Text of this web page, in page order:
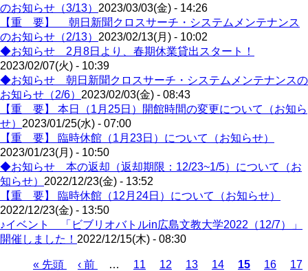
のお知らせ（3/13） 2023/03/03(金) - 14:26
【重 要】 朝日新聞クロスサーチ・システムメンテナンス
のお知らせ（2/13） 2023/02/13(月) - 10:02
◆お知らせ 2月8日より、春期休業貸出スタート！
2023/02/07(火) - 10:39
◆お知らせ 朝日新聞クロスサーチ・システムメンテナンスの
お知らせ（2/6） 2023/02/03(金) - 08:43
【重 要】 本日（1月25日）開館時間の変更について（お知ら
せ） 2023/01/25(水) - 07:00
【重 要】 臨時休館（1月23日）について（お知らせ）
2023/01/23(月) - 10:50
◆お知らせ 本の返却（返却期限：12/23~1/5）について（お
知らせ） 2022/12/23(金) - 13:52
【重 要】 臨時休館（12月24日）について（お知らせ）
2022/12/23(金) - 13:50
♪イベント 「ビブリオバトルin広島文教大学2022（12/7）」
開催しました！ 2022/12/15(木) - 08:30
先
« 先頭
前
‹ 前 … Page
11 Page
12 Page
13 Page
14
カ
15 Page
16
17